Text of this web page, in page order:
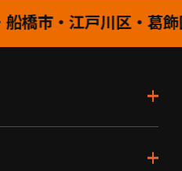
江戸川区・葛飾区・